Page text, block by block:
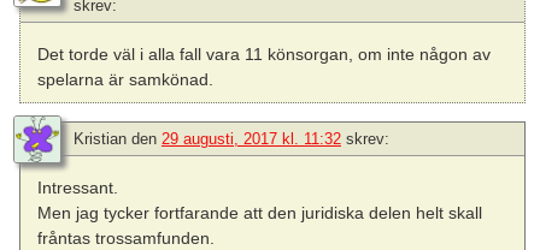
skrev:
Det torde väl i alla fall vara 11 könsorgan, om inte någon av
spelarna är samkönad.
Kristian den 29 augusti, 2017 kl. 11:32 skrev:
Intressant.
Men jag tycker fortfarande att den juridiska delen helt skall
fråntas trossamfunden.